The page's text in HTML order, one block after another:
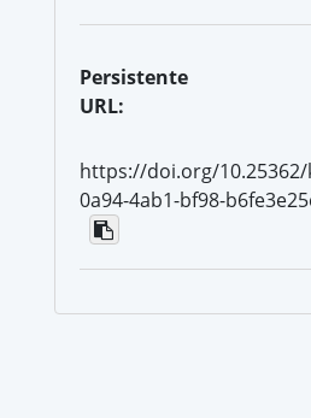
Persistente
URL:
https://doi.org/10.25362/
0a94-4ab1-bf98-